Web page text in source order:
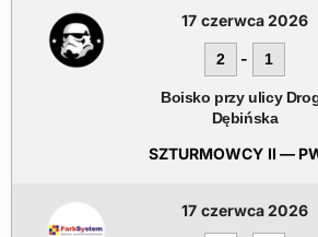
17 czerwca 2026
2 - 1
Boisko przy ulicy
Dębińska
SZTURMOWCY II —
17 czerwca 2026